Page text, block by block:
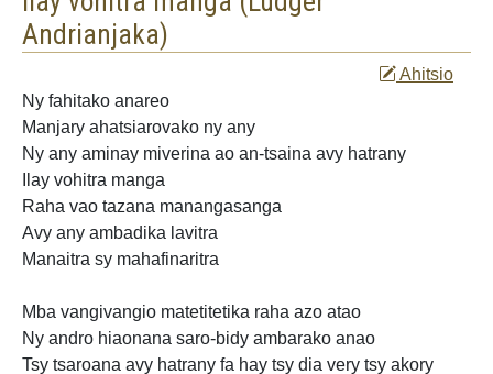
Andrianjaka)
Ahitsio
Ny fahitako anareo
Manjary ahatsiarovako ny any
Ny any aminay miverina ao an-tsaina avy hatrany
Ilay vohitra manga
Raha vao tazana manangasanga
Avy any ambadika lavitra
Manaitra sy mahafinaritra
Mba vangivangio matetitetika raha azo atao
Ny andro hiaonana saro-bidy ambarako anao
Tsy tsaroana avy hatrany fa hay tsy dia very tsy akory